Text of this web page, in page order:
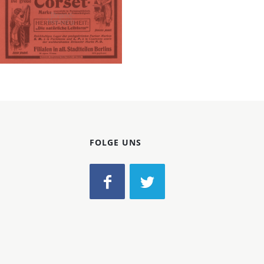
Konzerne
Epoche
Lewandowski-
Corset
Bild-ID: 3268
FOLGE UNS